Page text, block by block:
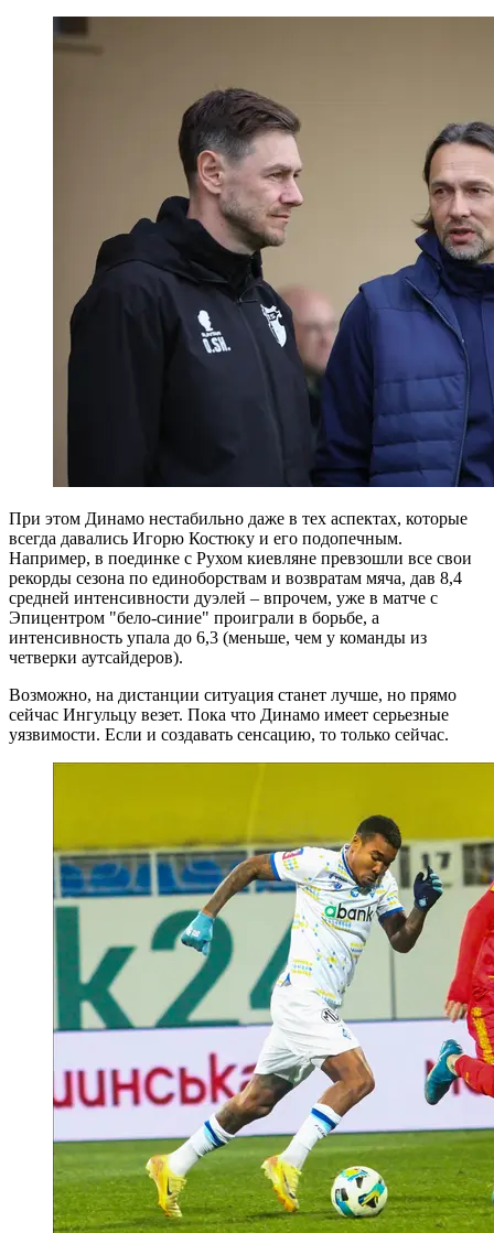
При этом Динамо нестабильно даже в тех аспектах, которые
всегда давались Игорю Костюку и его подопечным.
Например, в поединке с Рухом киевляне превзошли все свои
рекорды сезона по единоборствам и возвратам мяча, дав 8,4
средней интенсивности дуэлей – впрочем, уже в матче с
Эпицентром "бело-синие" проиграли в борьбе, а
интенсивность упала до 6,3 (меньше, чем у команды из
четверки аутсайдеров).
Возможно, на дистанции ситуация станет лучше, но прямо
сейчас Ингульцу везет. Пока что Динамо имеет серьезные
уязвимости. Если и создавать сенсацию, то только сейчас.